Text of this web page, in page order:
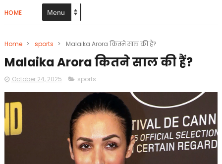
HOME
Home > sports > Malaika Arora कितने साल की हैं?
Malaika Arora कितने साल की हैं?
October 24, 2025 sports